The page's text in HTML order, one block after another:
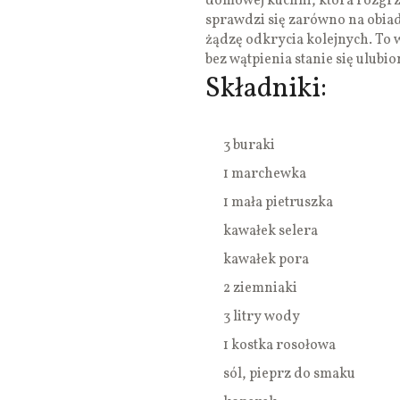
sprawdzi się zarówno na
żądzę odkrycia kolejnych. To
bez wątpienia stanie się
Składniki:
3 buraki
1 marchewka
1 mała pietruszka
kawałek selera
kawałek pora
2 ziemniaki
3 litry wody
1 kostka rosołowa
sól, pieprz do smaku